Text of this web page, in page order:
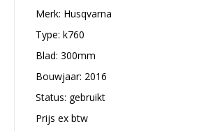
Merk: Husqvarna
Type: k760
Blad: 300mm
Bouwjaar: 2016
Status: gebruikt
Prijs ex btw